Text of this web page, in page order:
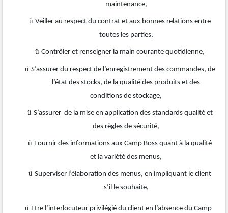
maintenance,
ü Veiller au respect du contrat et aux bonnes relations entre
toutes les parties,
ü Contrôler et renseigner la main courante quotidienne,
ü S’assurer du respect de l’enregistrement des commandes, de
l’état des stocks, de la qualité des produits et des
conditions de stockage,
ü S’assurer de la mise en application des standards qualité et
des règles de sécurité,
ü Fournir des informations aux Camp Boss quant à la qualité
et la variété des menus,
ü Superviser l’élaboration des menus, en impliquant le client
s’il le souhaite,
ü Etre l’interlocuteur privilégié du client en l’absence du Camp